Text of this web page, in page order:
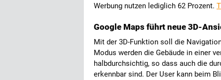
Werbung nutzen lediglich 62 Prozent.
Google Maps führt neue 3D-
Mit der 3D-Funktion soll die
Modus werden die Gebäude in einer
halbdurchsichtig, so dass auch die
erkennbar sind. Der User kann beim